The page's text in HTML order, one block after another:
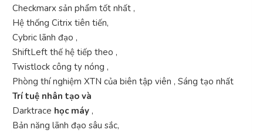
Checkmarx sản phẩm tốt nhất ,
Hệ thống Citrix tiên tiến,
Cybric lãnh đạo ,
ShiftLeft thế hệ tiếp theo ,
Twistlock công ty nóng ,
Phòng thí nghiệm XTN của biên tập viên , Sáng tạo nhất
Trí tuệ nhân tạo và
Darktrace học máy ,
Bản năng lãnh đạo sâu sắc,